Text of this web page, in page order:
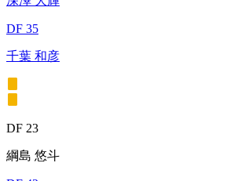
DF 35
千葉 和彦
DF 23
綱島 悠斗